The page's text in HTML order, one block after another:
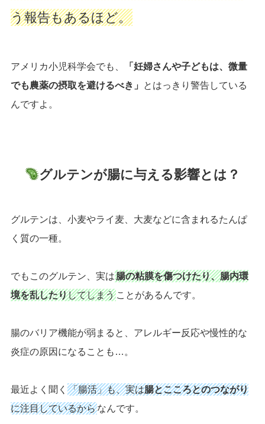
う報告もあるほど。
アメリカ小児科学会でも、
「妊婦さんや子どもは、微量
でも農薬の摂取を避けるべき」
とはっきり警告している
んですよ。
グルテンが腸に与える影響とは？
グルテンは、小麦やライ麦、大麦などに含まれるたんぱ
く質の一種。
でもこのグルテン、実は腸の粘膜を傷つけたり、腸内環
境を乱したりしてしまうことがあるんです。
腸のバリア機能が弱まると、アレルギー反応や慢性的な
炎症の原因になることも…。
最近よく聞く 「腸活」も、実は腸とこころとのつながり
に注目しているからなんです。